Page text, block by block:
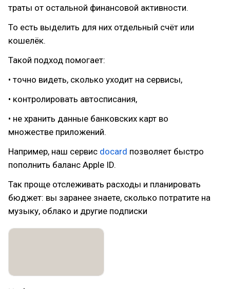
траты от остальной финансовой активности.
То есть выделить для них отдельный счёт или
кошелёк.
Такой подход помогает:
• точно видеть, сколько уходит на сервисы,
• контролировать автосписания,
• не хранить данные банковских карт во
множестве приложений.
Например, наш сервис docard позволяет быстро
пополнить баланс Apple ID.
Так проще отслеживать расходы и планировать
бюджет: вы заранее знаете, сколько потратите на
музыку, облако и другие подписки